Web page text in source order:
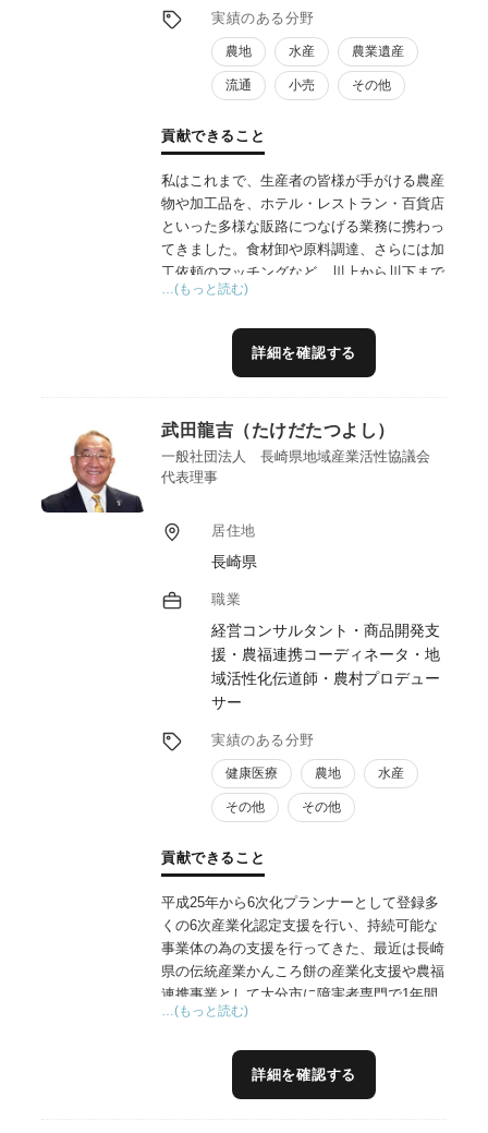
実績のある分野
農地 水産 農業遺産
流通 小売 その他
貢献できること
私はこれまで、生産者の皆様が手がける農産
物や加工品を、ホテル・レストラン・百貨店
といった多様な販路につなげる業務に携わっ
てきました。食材卸や原料調達、さらには加
工依頼のマッチングなど、川上から川下まで
一貫したサポートを行う中で、現場の声を聞
進に取り組んでまいりました。特に、商品の
価値を引き出すブランディングや、商品化に
げにも携わり、企画立案から現場導入までの
実務経験を重ねてきました。こうした経験を
通じて培った実践力と柔軟な対応力には自信
…(もっと読む)
詳細を確認する
武田龍吉（たけだたつよし）
一般社団法人 長崎県地域産業活性協議会
代表理事
居住地
長崎県
職業
経営コンサルタント・商品開発支
援・農福連携コーディネータ・地
域活性化伝道師・農村プロデュー
サー
実績のある分野
健康医療 農地 水産
その他 その他
貢献できること
平成25年から6次化プランナーとして登録多
くの6次産業化認定支援を行い、持続可能な
事業体の為の支援を行ってきた、最近は長崎
県の伝統産業かんころ餅の産業化支援や農福
連携事業として大分市に障害者専門で1年間
学べる農業系就農技術支援施設開設の支援や
源から有効成分（特許出願中）を抽出し商品
化の支援,地域資源を活用した農家レストラ
…(もっと読む)
詳細を確認する